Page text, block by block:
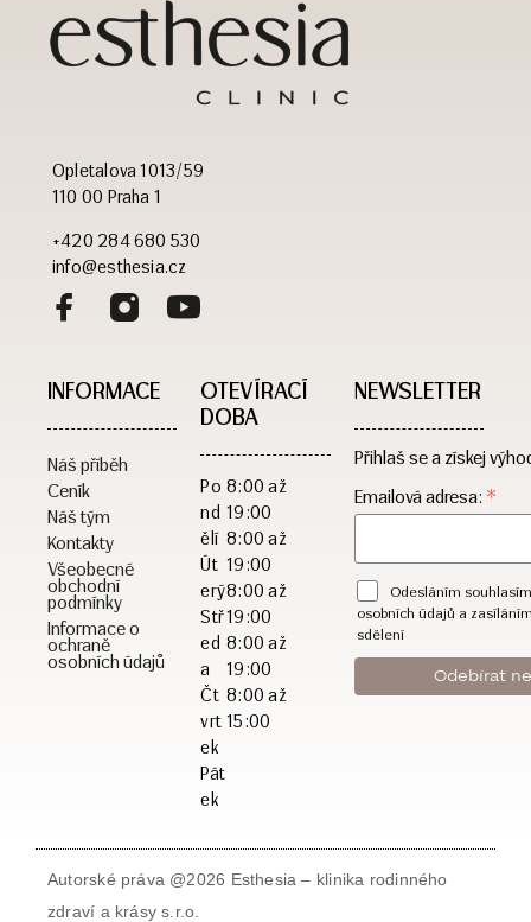
Opletalova 1013/59
110 00 Praha 1
+420 284 680 530
info@esthesia.cz
INFORMACE
Náš příběh
Ceník
Náš tým
Kontakty
Všeobecné
obchodní
podmínky
Informace o
ochraně
osobních údajů
OTEVÍRACÍ
DOBA​
Po
nd
ělí
Út
erý
Stř
ed
a
Čt
vrt
ek
Pát
ek
8:00 až
19:00
8:00 až
19:00
8:00 až
19:00
8:00 až
19:00
8:00 až
15:00
NEWSLETTER
Přihlaš se a získej
Emailová adresa: *
Odesláním
osobních údajů a
sdělení
Autorské práva @2026 Esthesia – klinika rodinného
zdraví a krásy s.r.o.